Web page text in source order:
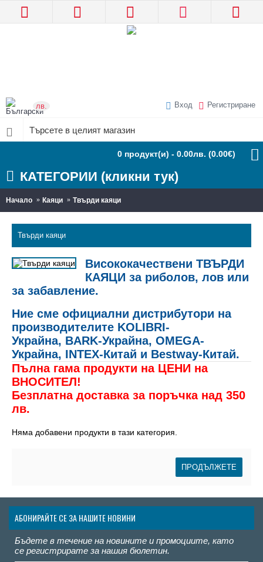
лв. Вход Регистриране
0 продукт(и) - 0.00лв. (0.00€)
КАТЕГОРИИ (кликни тук)
Начало Каяци Твърди каяци
Твърди каяци
Висококачествени ТВЪРДИ
КАЯЦИ за риболов, лов или
за забавление.
Ние сме официални дистрибутори на
производителите KOLIBRI-
Украйна, BARK-Украйна, OMEGA-
Украйна, INTEX-Китай и Bestway-Китай.
Пълна гама продукти на ЦЕНИ на
ВНОСИТЕЛ!
Безплатна доставка за поръчка над 350
лв.
Няма добавени продукти в тази категория.
ПРОДЪЛЖЕТЕ
АБОНИРАЙТЕ СЕ ЗА НАШИТЕ НОВИНИ
Бъдете в течение на новините и промоциите, като
се регистрирате за нашия бюлетин.